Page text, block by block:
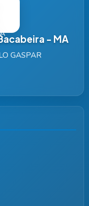
- MA
GASPAR